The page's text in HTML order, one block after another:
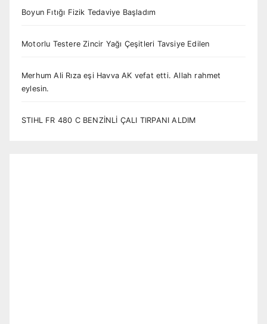
Boyun Fıtığı Fizik Tedaviye Başladım
Motorlu Testere Zincir Yağı Çeşitleri Tavsiye Edilen
Merhum Ali Rıza eşi Havva AK vefat etti. Allah rahmet
eylesin.
STIHL FR 480 C BENZİNLİ ÇALI TIRPANI ALDIM